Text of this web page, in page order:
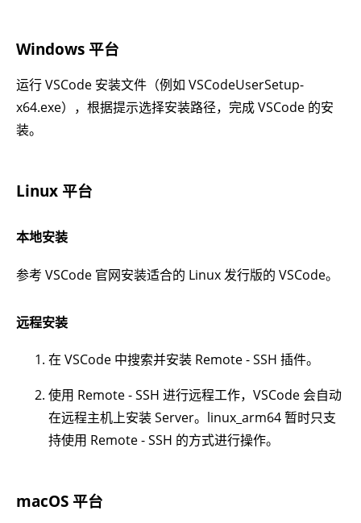
Windows 平台
运行 VSCode 安装文件（例如 VSCodeUserSetup-
x64.exe），根据提示选择安装路径，完成 VSCode 的安
装。
Linux 平台
本地安装
参考 VSCode 官网安装适合的 Linux 发行版的 VSCode。
远程安装
在 VSCode 中搜索并安装 Remote - SSH 插件。
使用 Remote - SSH 进行远程工作，VSCode 会自动
在远程主机上安装 Server。linux_arm64 暂时只支
持使用 Remote - SSH 的方式进行操作。
macOS 平台